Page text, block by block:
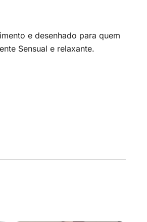
e desenhado para quem
Sensual e relaxante.